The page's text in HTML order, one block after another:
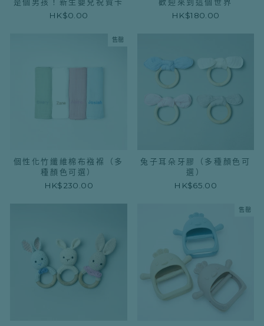
HK$0.00
HK$180.00
售罄
個性化竹纖維棉布襁褓（多
種顏色可選）
HK$230.00
兔子耳朵牙膠（多種顏色可
選）
HK$65.00
售罄